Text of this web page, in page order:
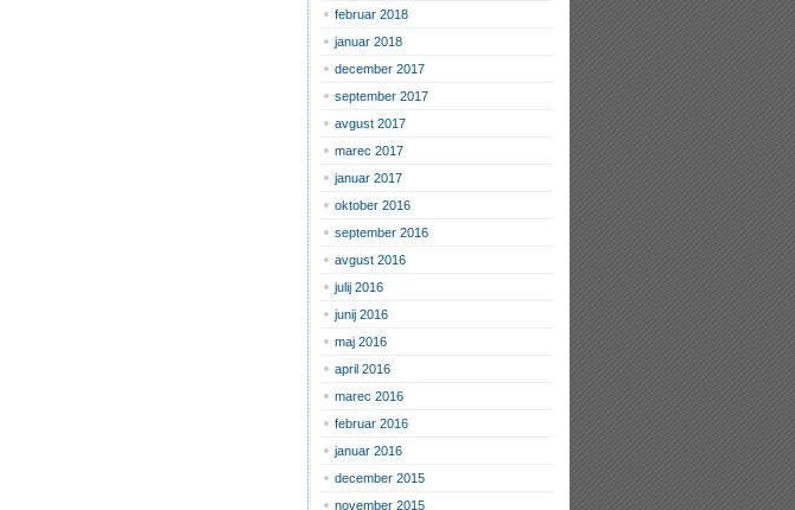
februar 2018
januar 2018
december 2017
september 2017
avgust 2017
marec 2017
januar 2017
oktober 2016
september 2016
avgust 2016
julij 2016
junij 2016
maj 2016
april 2016
marec 2016
februar 2016
januar 2016
december 2015
november 2015